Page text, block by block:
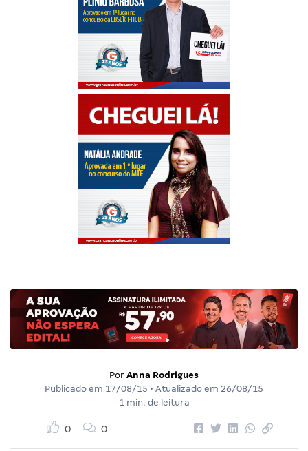
Por Anna Rodrigues
Publicado em 17/08/15 • Atualizado em 26/08/15
1 min. de leitura
0 0